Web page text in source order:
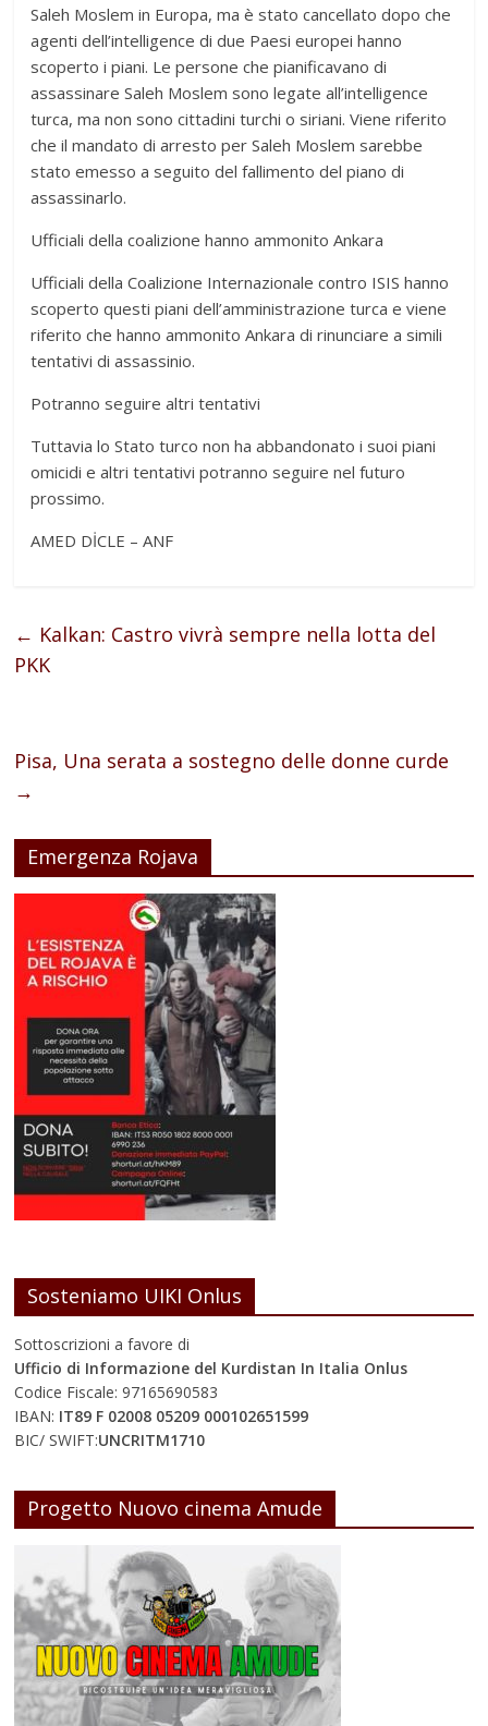
Saleh Moslem in Europa, ma è stato cancellato dopo che
agenti dell’intelligence di due Paesi europei hanno
scoperto i piani. Le persone che pianificavano di
assassinare Saleh Moslem sono legate all’intelligence
turca, ma non sono cittadini turchi o siriani. Viene riferito
che il mandato di arresto per Saleh Moslem sarebbe
stato emesso a seguito del fallimento del piano di
assassinarlo.
Ufficiali della coalizione hanno ammonito Ankara
Ufficiali della Coalizione Internazionale contro ISIS hanno
scoperto questi piani dell’amministrazione turca e viene
riferito che hanno ammonito Ankara di rinunciare a simili
tentativi di assassinio.
Potranno seguire altri tentativi
Tuttavia lo Stato turco non ha abbandonato i suoi piani
omicidi e altri tentativi potranno seguire nel futuro
prossimo.
AMED DİCLE – ANF
← Kalkan: Castro vivrà sempre nella lotta del
PKK
Pisa, Una serata a sostegno delle donne curde
→
Emergenza Rojava
Sosteniamo UIKI Onlus
Sottoscrizioni a favore di
Ufficio di Informazione del Kurdistan In Italia Onlus
Codice Fiscale: 97165690583
IBAN: IT89 F 02008 05209 000102651599
BIC/ SWIFT:UNCRITM1710
Progetto Nuovo cinema Amude